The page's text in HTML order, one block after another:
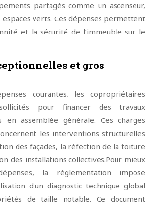
partagés comme un ascenseur,
espaces verts. Ces dépenses permettent
et la sécurité de l’immeuble sur le
et gros
courantes, les copropriétaires
pour financer des travaux
en assemblée générale. Ces charges
les interventions structurelles
des façades, la réfection de la toiture
des installations collectives.Pour mieux
la réglementation impose
d’un diagnostic technique global
de taille notable. Ce document